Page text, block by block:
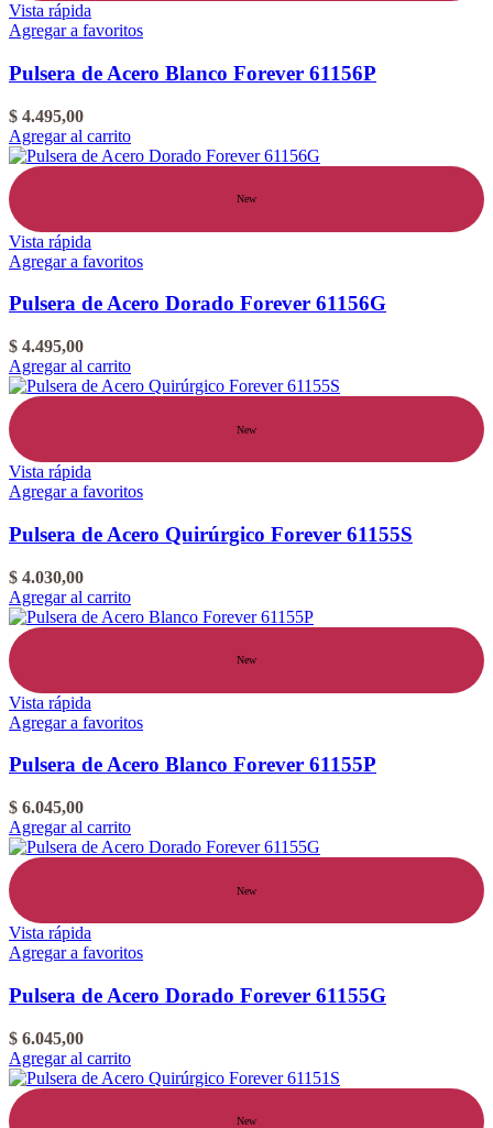
Vista rápida
Agregar a favoritos
Pulsera de Acero Blanco Forever 61156P
$ 4.495,00
Agregar al carrito
New
Vista rápida
Agregar a favoritos
Pulsera de Acero Dorado Forever 61156G
$ 4.495,00
Agregar al carrito
New
Vista rápida
Agregar a favoritos
Pulsera de Acero Quirúrgico Forever 61155S
$ 4.030,00
Agregar al carrito
New
Vista rápida
Agregar a favoritos
Pulsera de Acero Blanco Forever 61155P
$ 6.045,00
Agregar al carrito
New
Vista rápida
Agregar a favoritos
Pulsera de Acero Dorado Forever 61155G
$ 6.045,00
Agregar al carrito
New